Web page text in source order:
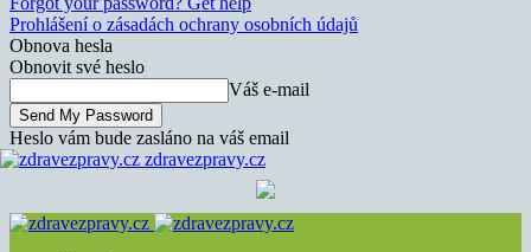
Prohlášení o zásadách ochrany osobních údajů
Obnova hesla
Obnovit své heslo
Váš e-mail
Heslo vám bude zasláno na váš email
zdravezpravy.cz